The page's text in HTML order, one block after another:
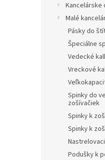
Kancelárske
Malé
Pásky do
Špeciálne
Vedecké
Vreckové
Spinky do
zošívačiek
Spinky k
Spinky k
Podušky k